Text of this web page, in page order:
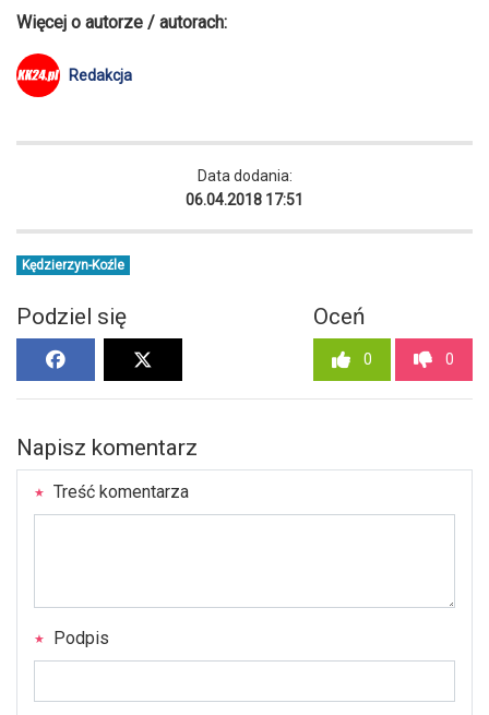
Więcej o autorze / autorach:
Redakcja
Data dodania:
06.04.2018 17:51
Kędzierzyn-Koźle
Podziel się Oceń
0 0
Napisz komentarz
Treść komentarza
Podpis